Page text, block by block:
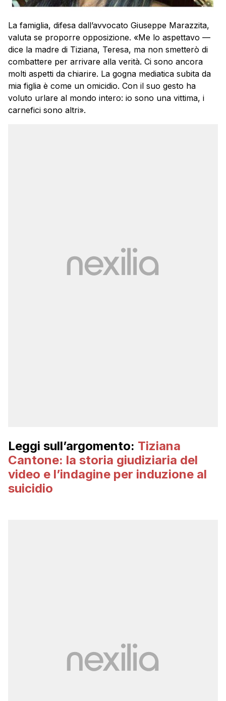
La famiglia, difesa dall’avvocato Giuseppe Marazzita,
valuta se proporre opposizione. «Me lo aspettavo —
dice la madre di Tiziana, Teresa, ma non smetterò di
combattere per arrivare alla verità. Ci sono ancora
molti aspetti da chiarire. La gogna mediatica subita da
mia figlia è come un omicidio. Con il suo gesto ha
voluto urlare al mondo intero: io sono una vittima, i
carnefici sono altri».
Leggi sull’argomento: Tiziana
Cantone: la storia giudiziaria del
video e l’indagine per induzione al
suicidio